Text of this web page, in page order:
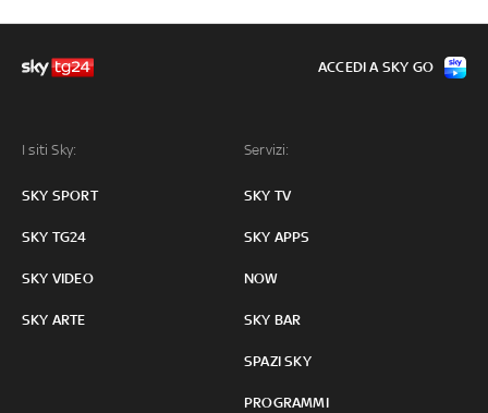
I siti Sky:
SKY SPORT
SKY TG24
SKY VIDEO
SKY ARTE
Servizi:
SKY TV
SKY APPS
NOW
SKY BAR
SPAZI SKY
PROGRAMMI
ACCEDI A SKY GO